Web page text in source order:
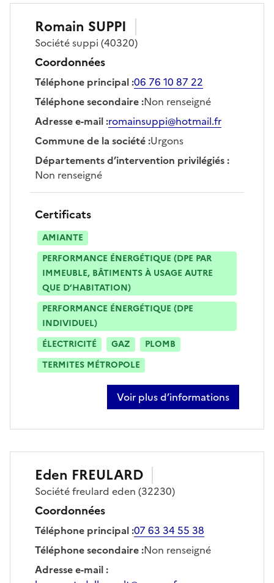
Romain SUPPI
Sociétésuppi (40320)
Coordonnées
Téléphone principal:06 76 10 87 22
Téléphone secondaire:Non renseigné
Adresse e-mail:romainsuppi@hotmail.fr
Commune de la société:Urgons
Départements d’intervention privilégiés:
Non renseigné
Certificats
AMIANTE
PERFORMANCE ÉNERGÉTIQUE (DPE PAR
IMMEUBLE, BÂTIMENTS À USAGE AUTRE
QUE D’HABITATION)
PERFORMANCE ÉNERGÉTIQUE (DPE
INDIVIDUEL)
ÉLECTRICITÉ
GAZ
PLOMB
TERMITES MÉTROPOLE
Voir plus d’informations
sur romain suppi
Eden FREULARD
Sociétéfreulard eden (32230)
Coordonnées
Téléphone principal:07 63 34 55 38
Téléphone secondaire:Non renseigné
Adresse e-mail: